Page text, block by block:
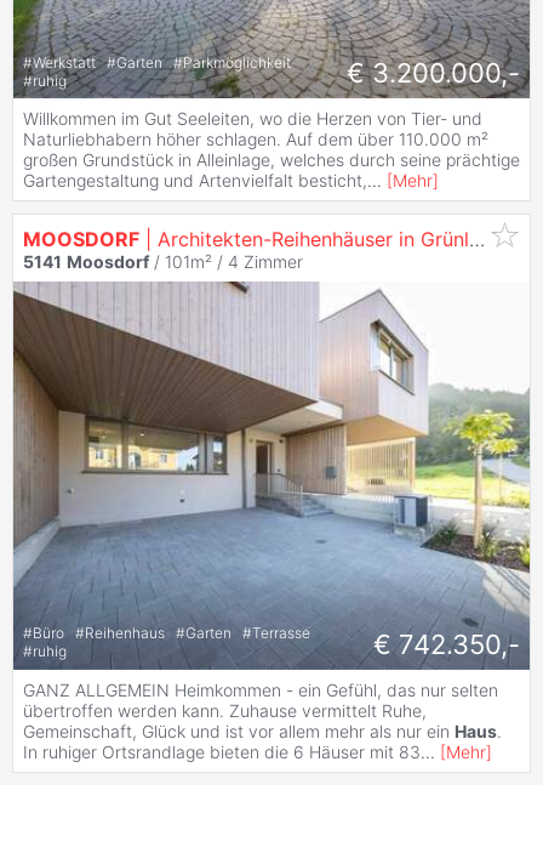
#Werkstatt #Garten #Parkmöglichkeit
#ruhig € 3.200.000,-
Willkommen im Gut Seeleiten, wo die Herzen von Tier- und
Naturliebhabern höher schlagen. Auf dem über 110.000 m²
großen Grundstück in Alleinlage, welches durch seine prächtige
Gartengestaltung und Artenvielfalt besticht,... [Mehr]
MOOSDORF | Architekten-Reihenhäuser in Grünlage RH_B1
5141 Moosdorf / 101m² / 4 Zimmer
#Büro #Reihenhaus #Garten #Terrasse
#ruhig € 742.350,-
GANZ ALLGEMEIN Heimkommen - ein Gefühl, das nur selten
übertroffen werden kann. Zuhause vermittelt Ruhe,
Gemeinschaft, Glück und ist vor allem mehr als nur ein Haus.
In ruhiger Ortsrandlage bieten die 6 Häuser mit 83... [Mehr]